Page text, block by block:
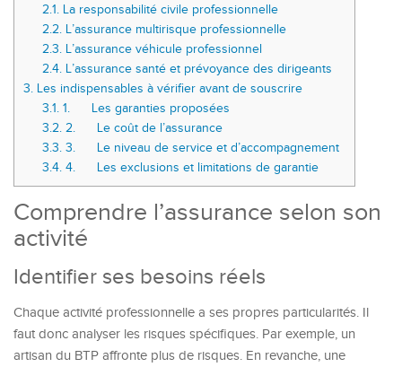
2.1. La responsabilité civile professionnelle
2.2. L’assurance multirisque professionnelle
2.3. L’assurance véhicule professionnel
2.4. L’assurance santé et prévoyance des dirigeants
3. Les indispensables à vérifier avant de souscrire
3.1. 1. Les garanties proposées
3.2. 2. Le coût de l’assurance
3.3. 3. Le niveau de service et d’accompagnement
3.4. 4. Les exclusions et limitations de garantie
Comprendre l’assurance selon son
activité
Identifier ses besoins réels
Chaque activité professionnelle a ses propres particularités. Il
faut donc analyser les risques spécifiques. Par exemple, un
artisan du BTP affronte plus de risques. En revanche, une